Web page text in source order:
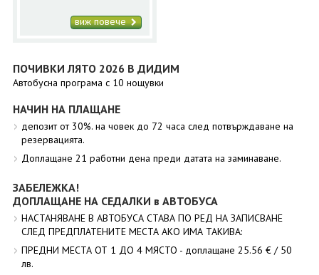
виж повече
ПОЧИВКИ ЛЯТО 2026 В ДИДИМ
Автобусна програма с 10 нощувки
НАЧИН НА ПЛАЩАНЕ
депозит от 30%. на човек до 72 часа след потвърждаване на
резервацията.
Доплащане 21 работни дена преди датата на заминаване.
ЗАБЕЛЕЖКА!
ДОПЛАЩАНЕ НА СЕДАЛКИ в АВТОБУСА
НАСТАНЯВАНЕ В АВТОБУСА СТАВА ПО РЕД НА ЗАПИСВАНЕ
СЛЕД ПРЕДПЛАТЕНИТЕ МЕСТА АКО ИМА ТАКИВА:
ПРЕДНИ МЕСТА ОТ 1 ДО 4 МЯСТО - доплащане 25.56 € / 50
лв.